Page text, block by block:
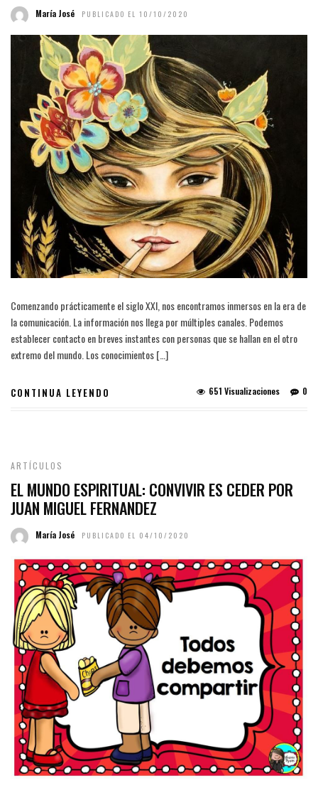
María José PUBLICADO EL 10/10/2020
Comenzando prácticamente el siglo XXI, nos encontramos inmersos en la era de
la comunicación. La información nos llega por múltiples canales. Podemos
establecer contacto en breves instantes con personas que se hallan en el otro
extremo del mundo. Los conocimientos […]
CONTINUA LEYENDO 0
651 Visualizaciones
ARTÍCULOS
EL MUNDO ESPIRITUAL: CONVIVIR ES CEDER POR
JUAN MIGUEL FERNANDEZ
María José PUBLICADO EL 04/10/2020